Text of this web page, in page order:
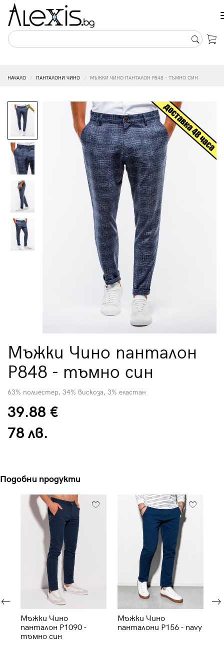
НАЧАЛО ПАНТАЛОНИ ЧИНО МЪЖКИ ЧИНО ПАНТАЛОН P848 - ТЪМНО СИН
Мъжки Чино панталон
P848 - тъмно син
63% полиестер, 34% вискоза, 3% еластан
39.88 €
78 лв.
Подобни продукти
Мъжки Чино
панталон P1090 -
тъмно син
Мъжки Чино
панталони P156 - navy